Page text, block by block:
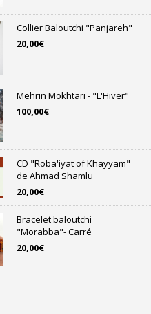
Collier Baloutchi "Panjareh"
20,00€
Mehrin Mokhtari - "L'Hiver"
100,00€
CD "Roba'iyat of Khayyam"
de Ahmad Shamlu
20,00€
Bracelet baloutchi
"Morabba"- Carré
20,00€